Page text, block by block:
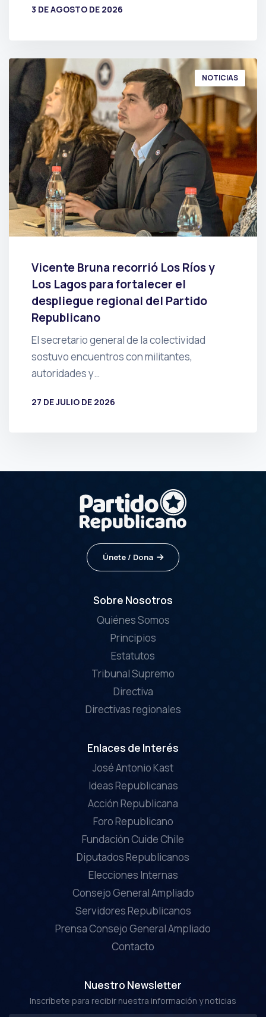
3 DE AGOSTO DE 2026
NOTICIAS
Vicente Bruna recorrió Los Ríos y
Los Lagos para fortalecer el
despliegue regional del Partido
Republicano
El secretario general de la colectividad
sostuvo encuentros con militantes,
autoridades y…
27 DE JULIO DE 2026
Únete / Dona
Sobre Nosotros
Quiénes Somos
Principios
Estatutos
Tribunal Supremo
Directiva
Directivas regionales
Enlaces de Interés
José Antonio Kast
Ideas Republicanas
Acción Republicana
Foro Republicano
Fundación Cuide Chile
Diputados Republicanos
Elecciones Internas
Consejo General Ampliado
Servidores Republicanos
Prensa Consejo General Ampliado
Contacto
Nuestro Newsletter
Inscríbete para recibir nuestra información y noticias